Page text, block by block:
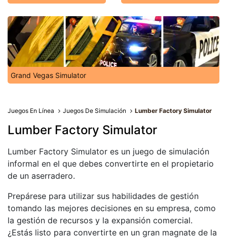
Grand Vegas Simulator
Juegos En Línea Juegos De Simulación Lumber Factory Simulator
Lumber Factory Simulator
Lumber Factory Simulator es un juego de simulación
informal en el que debes convertirte en el propietario
de un aserradero.
Prepárese para utilizar sus habilidades de gestión
tomando las mejores decisiones en su empresa, como
la gestión de recursos y la expansión comercial.
¿Estás listo para convertirte en un gran magnate de la